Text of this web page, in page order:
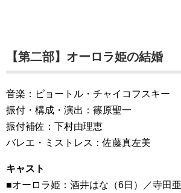
【第二部】オーロラ姫の結婚
音楽：ピョートル・チャイコフスキー
振付・構成・演出：篠原聖一
振付補佐：下村由理恵
バレエ・ミストレス：佐藤真左美
キャスト
■オーロラ姫：酒井はな（6日）／寺田亜